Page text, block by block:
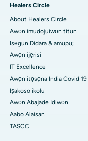
Healers Circle
About Healers Circle
Awọn imudojuiwọn titun
Isẹgun Didara & amupu;
Awọn ijẹrisi
IT Excellence
Awọn itọsọna India Covid 19
Iṣakoso ikolu
Awọn Abajade Idiwọn
Aabo Alaisan
TASCC